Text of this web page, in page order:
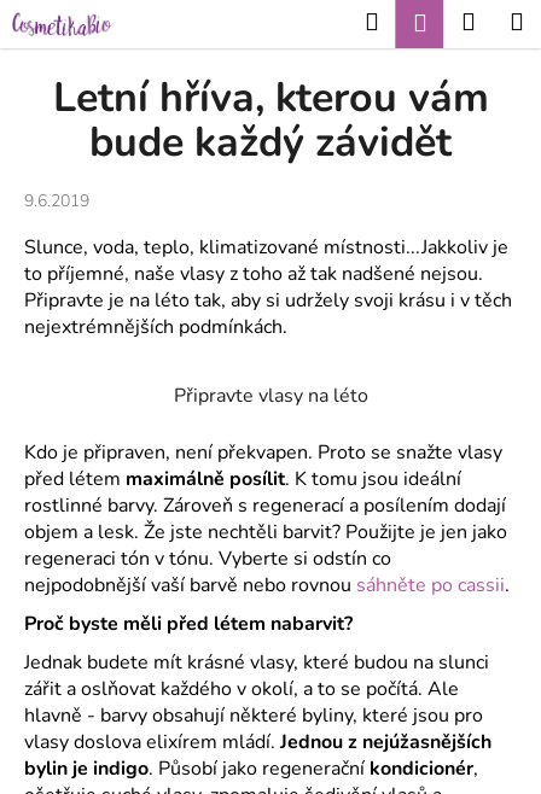
Přejít
na
obsah
HledatPřihlášení
Letní hříva, kterou vám
bude každý závidět
9.6.2019
Slunce, voda, teplo, klimatizované místnosti...Jakkoliv je
to příjemné, naše vlasy z toho až tak nadšené nejsou.
Připravte je na léto tak, aby si udržely svoji krásu i v těch
nejextrémnějších podmínkách.
Připravte vlasy na léto
Kdo je připraven, není překvapen. Proto se snažte vlasy
před létem maximálně posílit. K tomu jsou ideální
rostlinné barvy. Zároveň s regenerací a posílením dodají
objem a lesk. Že jste nechtěli barvit? Použijte je jen jako
regeneraci tón v tónu. Vyberte si odstín co
nejpodobnější vaší barvě nebo rovnou sáhněte po cassii.
Proč byste měli před létem nabarvit?
Jednak budete mít krásné vlasy, které budou na slunci
zářit a oslňovat každého v okolí, a to se počítá. Ale
hlavně - barvy obsahují některé byliny, které jsou pro
vlasy doslova elixírem mládí.Jednou z nejúžasnějších
bylin je indigo. Působí jako regenerační kondicionér,
K
o
p
t
ř
e
e
t
e
n
a
j
í
t
?